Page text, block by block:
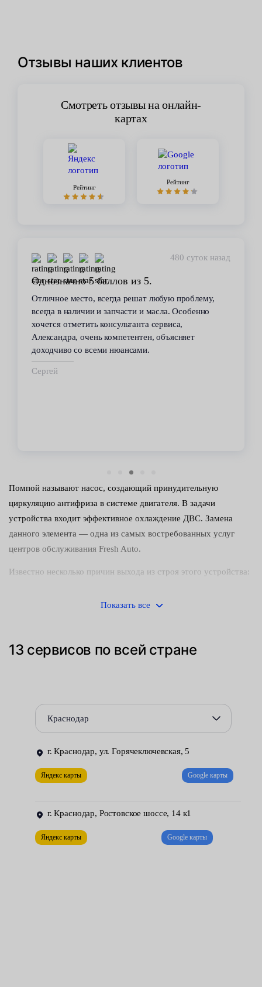
Отзывы наших клиентов
Смотреть отзывы на онлайн-
картах
Рейтинг
Рейтинг
480 суток назад
Однозначно 5 баллов из 5.
Отличное место, всегда решат любую проблему,
всегда в наличии и запчасти и масла. Особенно
хочется отметить консультанта сервиса,
Александра, очень компетентен, объясняет
доходчиво со всеми нюансами.
Сергей
Помпой называют насос, создающий принудительную
циркуляцию антифриза в системе двигателя. В задачи
устройства входит эффективное охлаждение ДВС. Замена
данного элемента — одна из самых востребованных услуг
центров обслуживания Fresh Auto.
Известно несколько причин выхода из строя этого устройства:
истирание уплотнителей — сальника и резиновой
90% насосов ломается из-за смоляных отложений,
оставляемых низкосортным антифризом;
нарушение соосности крепления — обычно происходит
из-за неправильной установки или заводского брака, но
Показать все
13 сервисов по всей стране
Краснодар
г. Краснодар, ул. Горячеключевская, 5
Яндекс карты Google карты
г. Краснодар, Ростовское шоссе, 14 к1
Яндекс карты Google карты